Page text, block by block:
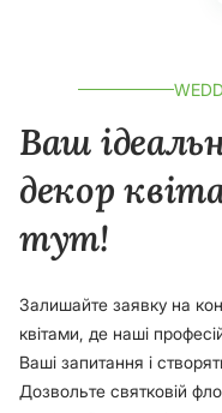
Ваш
декор
тут!
Залишайте заявку на
квітами, де наші
Ваші запитання і
Дозвольте святковій